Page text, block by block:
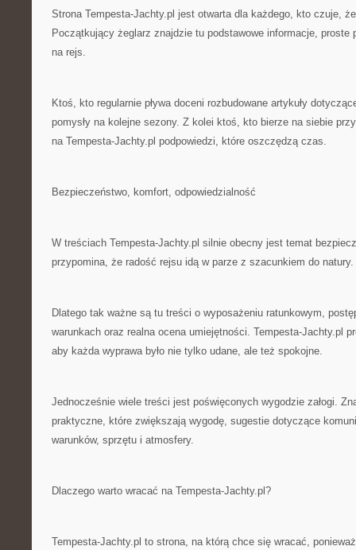
Strona Tempesta-Jachty.pl jest otwarta dla każdego, kto czuje,
Początkujący żeglarz znajdzie tu podstawowe informacje, proste
na rejs.
Ktoś, kto regularnie pływa doceni rozbudowane artykuły
pomysły na kolejne sezony. Z kolei ktoś, kto bierze na siebie
na Tempesta-Jachty.pl podpowiedzi, które oszczędzą czas.
Bezpieczeństwo, komfort, odpowiedzialność
W treściach Tempesta-Jachty.pl silnie obecny jest temat
przypomina, że radość rejsu idą w parze z szacunkiem do natury.
Dlatego tak ważne są tu treści o wyposażeniu ratunkowym,
warunkach oraz realna ocena umiejętności. Tempesta-Jachty.pl
aby każda wyprawa było nie tylko udane, ale też spokojne.
Jednocześnie wiele treści jest poświęconych wygodzie załogi.
praktyczne, które zwiększają wygodę, sugestie dotyczące
warunków, sprzętu i atmosfery.
Dlaczego warto wracać na Tempesta-Jachty.pl?
Tempesta-Jachty.pl to strona, na którą chce się wracać,